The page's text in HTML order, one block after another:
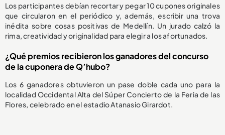
Los participantes debían recortar y pegar 10 cupones originales
que circularon en el periódico y, además, escribir una trova
inédita sobre cosas positivas de Medellín. Un jurado calzó la
rima, creatividad y originalidad para elegir a los afortunados.
¿Qué premios recibieron los ganadores del concurso
de la cuponera de Q’hubo?
Los 6 ganadores obtuvieron un pase doble cada uno para la
localidad Occidental Alta del Súper Concierto de la Feria de las
Flores, celebrado en el estadio Atanasio Girardot.